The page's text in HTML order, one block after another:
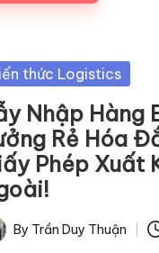
thức Logistics
Nhập Hàng
Rẻ Hóa
Phép Xuất
By Trần Duy Thuận